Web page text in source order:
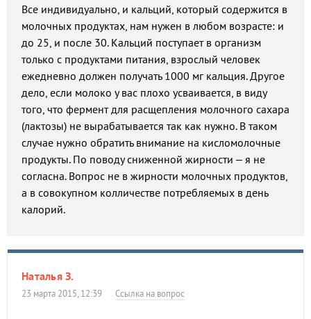
Все индивидуально, и кальций, который содержится в
молочных продуктах, нам нужен в любом возрасте: и
до 25, и после 30. Кальций поступает в организм
только с продуктами питания, взрослый человек
ежедневно должен получать 1000 мг кальция. Другое
дело, если молоко у вас плохо усваивается, в виду
того, что фермент для расщепления молочного сахара
(лактозы) не вырабатывается так как нужно. В таком
случае нужно обратить внимание на кисломолочные
продукты. По поводу сниженной жирности – я не
согласна. Вопрос не в жирности молочных продуктов,
а в совокупном колличестве потребляемых в день
калорий.
Наталья З.
23 марта 2015, 12:39 Ссылка на вопрос